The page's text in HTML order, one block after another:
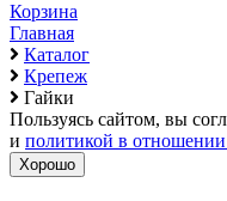
Корзина
Главная
Каталог
Крепеж
Гайки
Пользуясь сайтом, вы
и политикой в
Хорошо